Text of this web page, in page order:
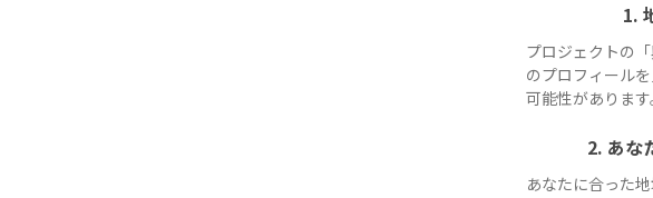
1.
プロジェクトの
のプロフィール
可能性があります
2. あな
あなたに合った